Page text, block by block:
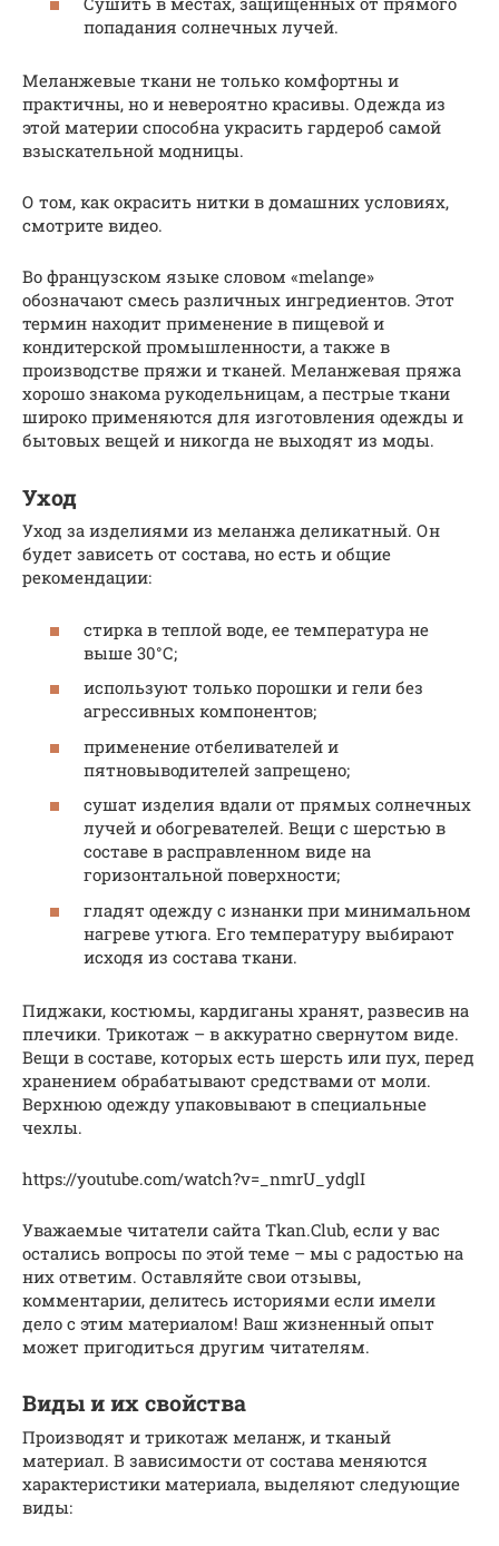
попадания солнечных лучей.
Меланжевые ткани не только комфортны и
практичны, но и невероятно красивы. Одежда из
этой материи способна украсить гардероб самой
взыскательной модницы.
О том, как окрасить нитки в домашних условиях,
смотрите видео.
Во французском языке словом «melange»
обозначают смесь различных ингредиентов. Этот
термин находит применение в пищевой и
кондитерской промышленности, а также в
производстве пряжи и тканей. Меланжевая пряжа
хорошо знакома рукодельницам, а пестрые ткани
широко применяются для изготовления одежды и
бытовых вещей и никогда не выходят из моды.
Уход
Уход за изделиями из меланжа деликатный. Он
будет зависеть от состава, но есть и общие
рекомендации:
стирка в теплой воде, ее температура не
выше 30°С;
используют только порошки и гели без
агрессивных компонентов;
применение отбеливателей и
пятновыводителей запрещено;
сушат изделия вдали от прямых солнечных
лучей и обогревателей. Вещи с шерстью в
составе в расправленном виде на
горизонтальной поверхности;
гладят одежду с изнанки при минимальном
нагреве утюга. Его температуру выбирают
исходя из состава ткани.
Пиджаки, костюмы, кардиганы хранят, развесив на
плечики. Трикотаж – в аккуратно свернутом виде.
Вещи в составе, которых есть шерсть или пух, перед
хранением обрабатывают средствами от моли.
Верхнюю одежду упаковывают в специальные
чехлы.
https://youtube.com/watch?v=_nmrU_ydglI
Уважаемые читатели сайта Tkan.Club, если у вас
остались вопросы по этой теме – мы с радостью на
них ответим. Оставляйте свои отзывы,
комментарии, делитесь историями если имели
дело с этим материалом! Ваш жизненный опыт
может пригодиться другим читателям.
Виды и их свойства
Производят и трикотаж меланж, и тканый
материал. В зависимости от состава меняются
характеристики материала, выделяют следующие
виды: